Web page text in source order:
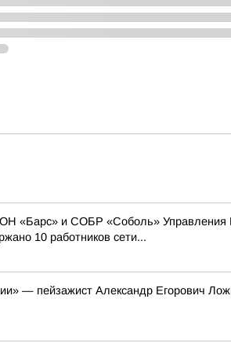
«Барс» и СОБР «Соболь» Управления
10 работников сети...
— пейзажист Александр Егорович